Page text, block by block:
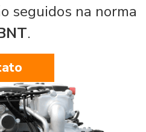
seguidos na norma
.